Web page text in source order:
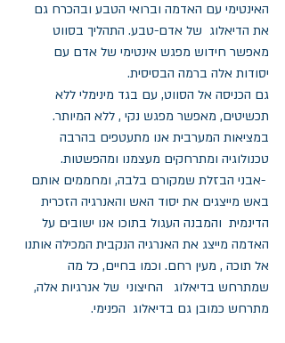
האינטימי עם האדמה וברואי הטבע ובהכרח גם
את הדיאלוג  של אדם-טבע. התהליך בסווט
מאפשר חידוש מפגש אינטימי של אדם עם
יסודות אלה ברמה הבסיסית.
גם הכניסה אל הסווט, עם בגד מינימלי ללא
תכשיטים, מאפשר מפגש נקי , ללא המיותר.
במציאות המערבית אנו מתעטפים בהרבה
טכנולוגיה ומתרחקים מעצמנו ומהפשטות.
-אבני הבזלת שמקורם בלבה, ומחממים אותם
באש מייצגים את יסוד האש והאנרגיה הזכרית
הדינמית  והמבנה העגול בתוכו אנו ישובים על
האדמה מייצג את האנרגיה הנקבית המכילה אותנו
אל תוכה , מעין רחם. וכמו בחיים, כל מה
שמתרחש בדיאלוג   החיצוני  של אנרגיות אלה,
מתרחש כמובן גם בדיאלוג  הפנימי.